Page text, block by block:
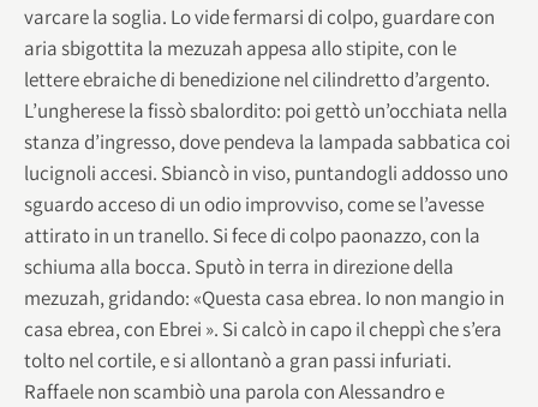
varcare la soglia. Lo vide fermarsi di colpo, guardare con
aria sbigottita la mezuzah appesa allo stipite, con le
lettere ebraiche di benedizione nel cilindretto d’argento.
L’ungherese la fissò sbalordito: poi gettò un’occhiata nella
stanza d’ingresso, dove pendeva la lampada sabbatica coi
lucignoli accesi. Sbiancò in viso, puntandogli addosso uno
sguardo acceso di un odio improvviso, come se l’avesse
attirato in un tranello. Si fece di colpo paonazzo, con la
schiuma alla bocca. Sputò in terra in direzione della
mezuzah, gridando: «Questa casa ebrea. Io non mangio in
casa ebrea, con Ebrei ». Si calcò in capo il cheppì che s’era
tolto nel cortile, e si allontanò a gran passi infuriati.
Raffaele non scambiò una parola con Alessandro e